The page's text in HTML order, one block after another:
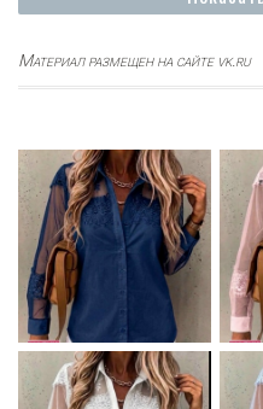
Материал размещен на сайте vk.ru